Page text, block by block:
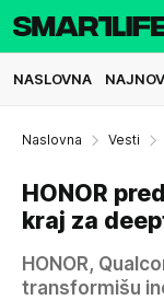
NASLOVNA
Naslovna Vesti
HONOR
kraj za
HONOR,
transformišu